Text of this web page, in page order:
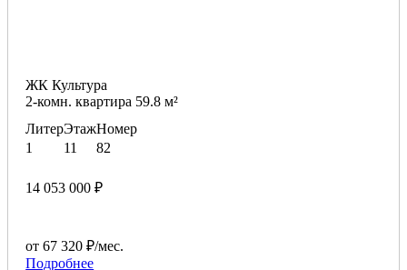
ЖК Культура
2-комн. квартира 59.8 м²
Литер
1
Этаж
11
Номер
82
14 053 000 ₽
от 67 320 ₽/мес.
Подробнее